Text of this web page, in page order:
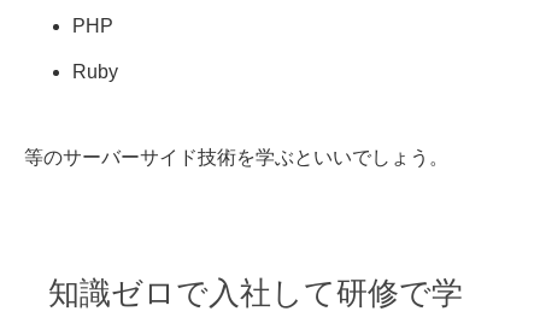
PHP
Ruby
等のサーバーサイド技術を学ぶといいでしょう。
知識ゼロで入社して研修で学